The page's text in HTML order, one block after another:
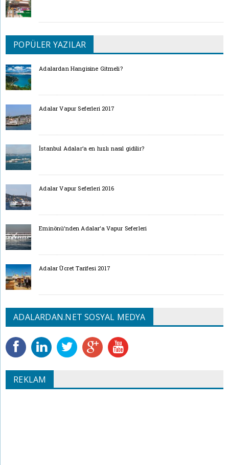
POPÜLER YAZILAR
Adalardan Hangisine Gitmeli?
Adalar Vapur Seferleri 2017
İstanbul Adalar’a en hızlı nasıl gidilir?
Adalar Vapur Seferleri 2016
Eminönü’nden Adalar’a Vapur Seferleri
Adalar Ücret Tarifesi 2017
ADALARDAN.NET SOSYAL MEDYA
REKLAM